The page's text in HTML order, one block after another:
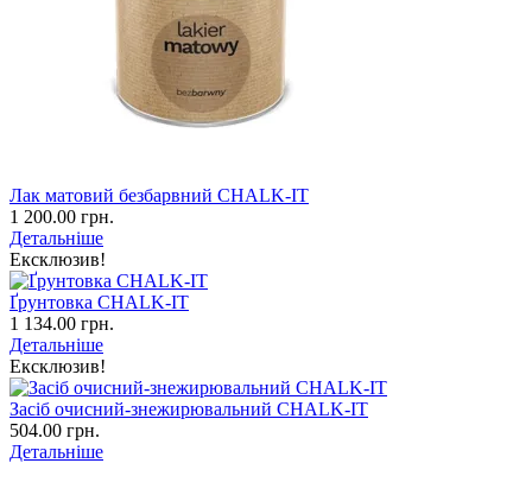
Лак матовий безбарвний CHALK-IT
1 200.00 грн.
Детальніше
Ексклюзив!
Ґрунтовка CHALK-IT
1 134.00 грн.
Детальніше
Ексклюзив!
Засіб очисний-знежирювальний CHALK-IT
504.00 грн.
Детальніше